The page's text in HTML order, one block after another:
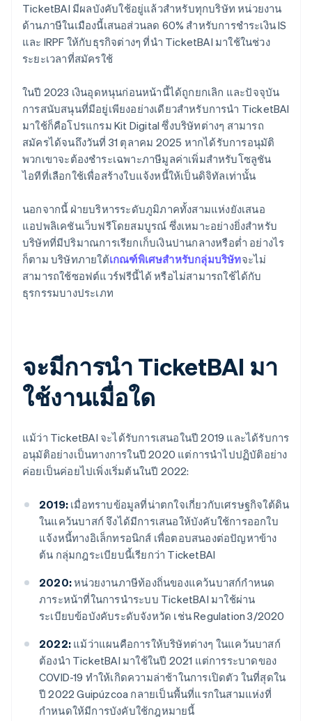
TicketBAI มีผลบังคับใช้อยู่แล้วสําหรับทุกบริษัท หน่วยงาน
ด้านภาษีในเมืองนี้เสนอส่วนลด 60% สำหรับการชำระเงิน IS
และ IRPF ให้กับธุรกิจต่างๆ ที่นำ TicketBAI มาใช้ในช่วง
ระยะเวลาที่สมัครใช้
ในปี 2023 เงินอุดหนุนก่อนหน้านี้ได้ถูกยกเลิก และปัจจุบัน
การสนับสนุนที่มีอยู่เพียงอย่างเดียวสำหรับการนำ TicketBAI
มาใช้ก็คือโปรแกรม Kit Digital ซึ่งบริษัทต่างๆ สามารถ
สมัครได้จนถึงวันที่ 31 ตุลาคม 2025 หากได้รับการอนุมัติ
พวกเขาจะต้องชำระเฉพาะภาษีมูลค่าเพิ่มสำหรับโซลูชัน
ไอทีที่เลือกใช้เพื่อสร้างใบแจ้งหนี้ให้เป็นดิจิทัลเท่านั้น
นอกจากนี้ ฝ่ายบริหารระดับภูมิภาคทั้งสามแห่งยังเสนอ
แอปพลิเคชันเว็บฟรีโดยสมบูรณ์ ซึ่งเหมาะอย่างยิ่งสำหรับ
บริษัทที่มีปริมาณการเรียกเก็บเงินปานกลางหรือต่ำ อย่างไร
ก็ตาม บริษัทภายใต้เกณฑ์พิเศษสำหรับกลุ่มบริษัทจะไม่
สามารถใช้ซอฟต์แวร์ฟรีนี้ได้ หรือไม่สามารถใช้ได้กับ
ธุรกรรมบางประเภท
จะมีการนำ TicketBAI มา
ใช้งานเมื่อใด
แม้ว่า TicketBAI จะได้รับการเสนอในปี 2019 และได้รับการ
อนุมัติอย่างเป็นทางการในปี 2020 แต่การนำไปปฏิบัติอย่าง
ค่อยเป็นค่อยไปเพิ่งเริ่มต้นในปี 2022:
2019: เมื่อทราบข้อมูลที่น่าตกใจเกี่ยวกับเศรษฐกิจใต้ดิน
ในแคว้นบาสก์ จึงได้มีการเสนอให้บังคับใช้การออกใบ
แจ้งหนี้ทางอิเล็กทรอนิกส์ เพื่อตอบสนองต่อปัญหาข้าง
ต้น กลุ่มกฎระเบียบนี้เรียกว่า TicketBAI
2020:หน่วยงานภาษีท้องถิ่นของแคว้นบาสก์กําหนด
ภาระหน้าที่ในการนําระบบ TicketBAI มาใช้ผ่าน
ระเบียบข้อบังคับระดับจังหวัด เช่น Regulation 3/2020
2022: แม้ว่าแผนคือการให้บริษัทต่างๆ ในแคว้นบาสก์
ต้องนำ TicketBAI มาใช้ในปี 2021 แต่การระบาดของ
COVID-19 ทำให้เกิดความล่าช้าในการเปิดตัว ในที่สุดใน
ปี 2022 Guipúzcoa กลายเป็นพื้นที่แรกในสามแห่งที่
กำหนดให้มีการบังคับใช้กฎหมายนี้